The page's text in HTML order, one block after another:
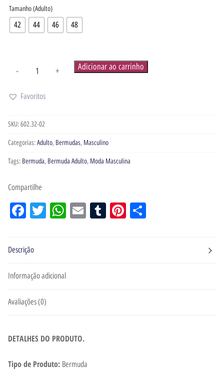
Tamanho (Adulto)
42 44 46 48
- + Adicionar ao carrinho
Favoritos
SKU:602.32-02
Categorias:Adulto, Bermudas, Masculino
Tags: Bermuda, Bermuda Adulto, Moda Masculina
Compartilhe
Facebook
TwitterWhatsApp
EmailTumblrPinterest
Descrição
Informação adicional
Avaliações (0)
DETALHES DO PRODUTO.
Tipo de Produto: Bermuda